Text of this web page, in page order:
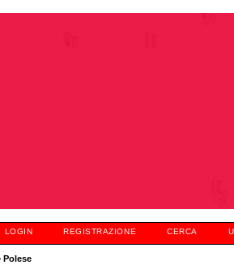
LOGIN REGISTRAZIONE CERCA
Polese